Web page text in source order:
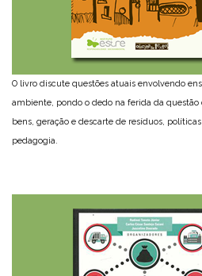
O livro discute questões atuais envolvendo
ambiente, pondo o dedo na ferida da questão
bens, geração e descarte de resíduos,
pedagogia.